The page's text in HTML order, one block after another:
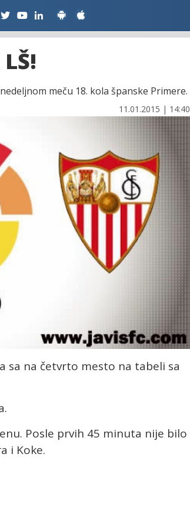
meču 18. kola španske Primere.
11.01.2015 | 14:40
sa na četvrto mesto na tabeli sa
Posle prvih 45 minuta nije bilo
i Koke.